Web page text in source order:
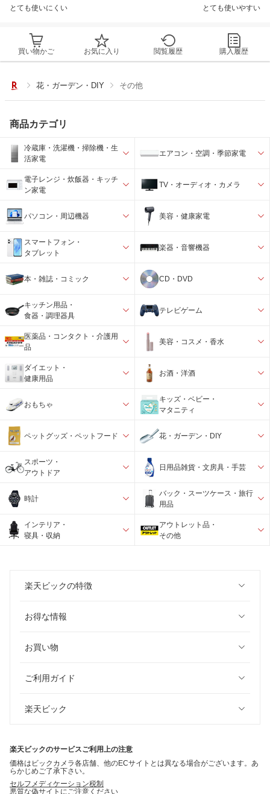
とても使いにくい とても使いやすい
買い物かご お気に入り 閲覧履歴 購入履歴
花・ガーデン・DIY その他
商品カテゴリ
冷蔵庫・洗濯機・掃除機・生
活家電
エアコン・空調・季節家電
電子レンジ・炊飯器・キッチ
ン家電
TV・オーディオ・カメラ
パソコン・周辺機器 美容・健康家電
スマートフォン・
タブレット
楽器・音響機器
本・雑誌・コミック CD・DVD
キッチン用品・
食器・調理器具
テレビゲーム
医薬品・コンタクト・介護用
品
美容・コスメ・香水
ダイエット・
健康用品
お酒・洋酒
おもちゃ
キッズ・ベビー・
マタニティ
ペットグッズ・ペットフード 花・ガーデン・DIY
スポーツ・
アウトドア
日用品雑貨・文房具・手芸
時計
バック・スーツケース・旅行
用品
インテリア・
寝具・収納
アウトレット品・
その他
楽天ビックの特徴
お得な情報
お買い物
ご利用ガイド
楽天ビック
楽天ビックのサービスご利用上の注意
価格はビックカメラ各店舗、他のECサイトとは異なる場合がございます。あ
らかじめご了承下さい。
セルフメディケーション税制
悪質な偽サイトにご注意ください